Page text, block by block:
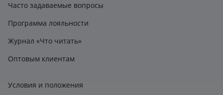
Часто задаваемые вопросы
Программа лояльности
Журнал «Что читать»
Оптовым клиентам
Условия и положения